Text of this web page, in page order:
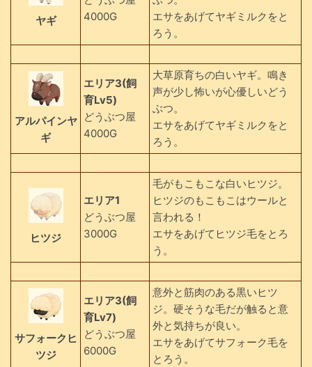
ヤギ
4000G
エサをあげてヤギミルクをと
ろう。
アルパインヤ
ギ
エリア3(飼
育Lv5)
どうぶつ屋
4000G
大草原育ちの白いヤギ。鳴き
声が少し怖いが心優しいどう
ぶつ。
エサをあげてヤギミルクをと
ろう。
ヒツジ
エリア1
どうぶつ屋
3000G
毛がもこもこな白いヒツジ。
ヒツジのもこもこはウールと
言われる！
エサをあげてヒツジ毛をとろ
う。
サフォークヒ
ツジ
エリア3(飼
育Lv7)
どうぶつ屋
6000G
意外と筋肉のある黒いヒツ
ジ。硬そうな毛だが触ると意
外と気持ちが良い。
エサをあげてサフォーク毛を
とろう。